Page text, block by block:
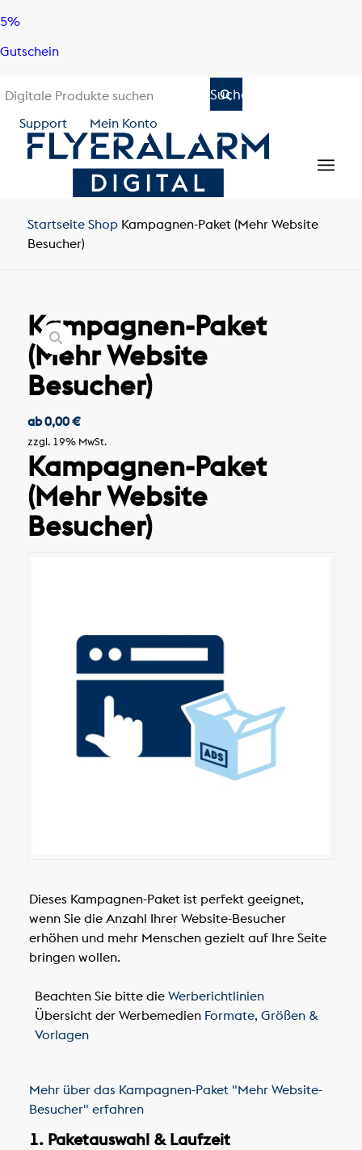
Skip
content
Skip
navigation
5%
Gutschein
Support Mein Konto
Startseite Shop Kampagnen-Paket (Mehr Website
Besucher)
Kampagnen-Paket
(Mehr Website
Besucher)
ab0,00€
zzgl. 19% MwSt.
Kampagnen-Paket
(Mehr Website
Besucher)
Dieses Kampagnen-Paket ist perfekt geeignet,
wenn Sie die Anzahl Ihrer Website-Besucher
erhöhen und mehr Menschen gezielt auf Ihre Seite
bringen wollen.
Beachten Sie bitte die Werberichtlinien
Übersicht der Werbemedien Formate, Größen &
Vorlagen
Mehr über das Kampagnen-Paket "Mehr Website-
Besucher" erfahren
1. Paketauswahl & Laufzeit